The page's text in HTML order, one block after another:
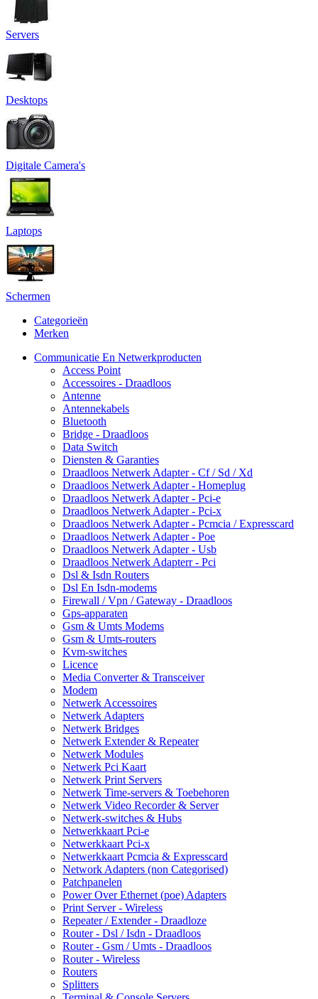
Servers
Desktops
Digitale Camera's
Laptops
Schermen
Categorieën
Merken
Communicatie En Netwerkproducten
Access Point
Accessoires - Draadloos
Antenne
Antennekabels
Bluetooth
Bridge - Draadloos
Data Switch
Diensten & Garanties
Draadloos Netwerk Adapter - Cf / Sd / Xd
Draadloos Netwerk Adapter - Homeplug
Draadloos Netwerk Adapter - Pci-e
Draadloos Netwerk Adapter - Pci-x
Draadloos Netwerk Adapter - Pcmcia / Expresscard
Draadloos Netwerk Adapter - Poe
Draadloos Netwerk Adapter - Usb
Draadloos Netwerk Adapterr - Pci
Dsl & Isdn Routers
Dsl En Isdn-modems
Firewall / Vpn / Gateway - Draadloos
Gps-apparaten
Gsm & Umts Modems
Gsm & Umts-routers
Kvm-switches
Licence
Media Converter & Transceiver
Modem
Netwerk Accessoires
Netwerk Adapters
Netwerk Bridges
Netwerk Extender & Repeater
Netwerk Modules
Netwerk Pci Kaart
Netwerk Print Servers
Netwerk Time-servers & Toebehoren
Netwerk Video Recorder & Server
Netwerk-switches & Hubs
Netwerkkaart Pci-e
Netwerkkaart Pci-x
Netwerkkaart Pcmcia & Expresscard
Network Adapters (non Categorised)
Patchpanelen
Power Over Ethernet (poe) Adapters
Print Server - Wireless
Repeater / Extender - Draadloze
Router - Dsl / Isdn - Draadloos
Router - Gsm / Umts - Draadloos
Router - Wireless
Routers
Splitters